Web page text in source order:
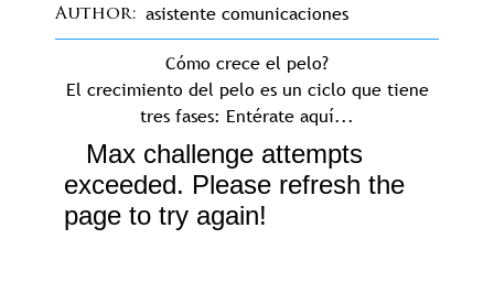
Author asistente comunicaciones
Cómo crece el pelo?
El crecimiento del pelo es un ciclo que tiene
tres fases: Entérate aquí...